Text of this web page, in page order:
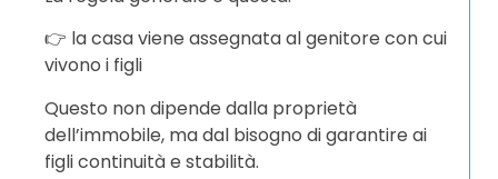
👉 la casa viene assegnata al genitore con cui
vivono i figli
Questo non dipende dalla proprietà
dell’immobile, ma dal bisogno di garantire ai
figli continuità e stabilità.